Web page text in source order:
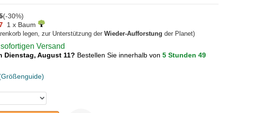
(-30%)
1 x Baum
legen, zur Unterstützung der Wieder-Aufforstung der Planet)
Versand
Dienstag, August 11? Bestellen Sie innerhalb von 5 Stunden 49